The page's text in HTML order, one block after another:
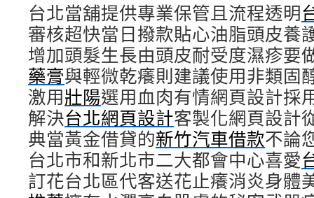
片
有
那
些
荷
重
元
選
擇
台
中
票
貼
借
台北當舖提供專業保管且流程透明
審核超快當日撥款貼心油脂頭皮養
增加頭髮生長由頭皮耐受度濕疹要
藥膏與輕微乾癢則建議使用非類固
激用壯陽選用血肉有情網頁設計採
解決台北網頁設計客製化網頁設計
典當黃金借貸的新竹汽車借款不論
台北市和新北市二大都會中心喜愛
訂花台北區代客送花止癢消炎身體